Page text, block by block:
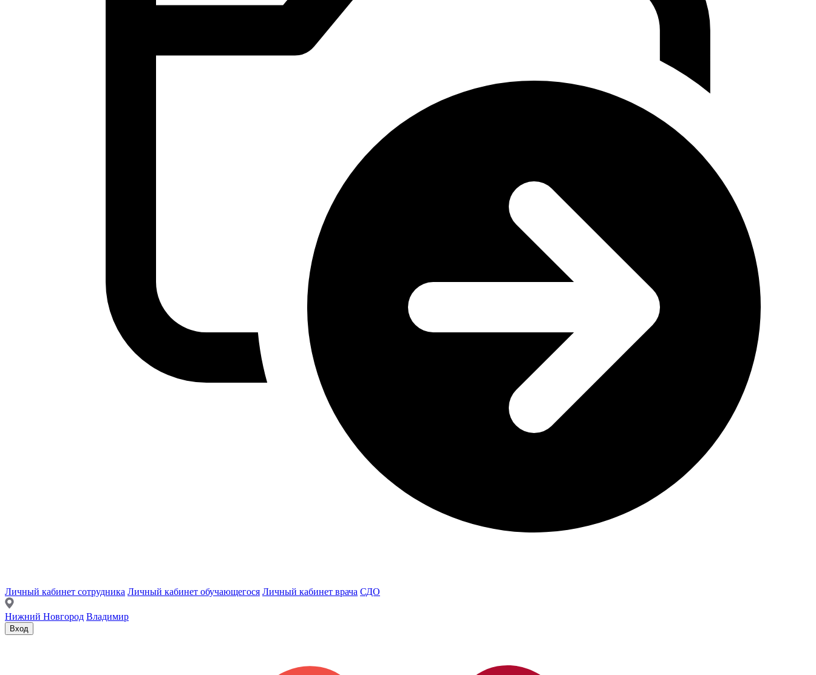
Личный кабинет сотрудника Личный кабинет обучающегося Личный кабинет врача СДО
Нижний Новгород Владимир
Вход